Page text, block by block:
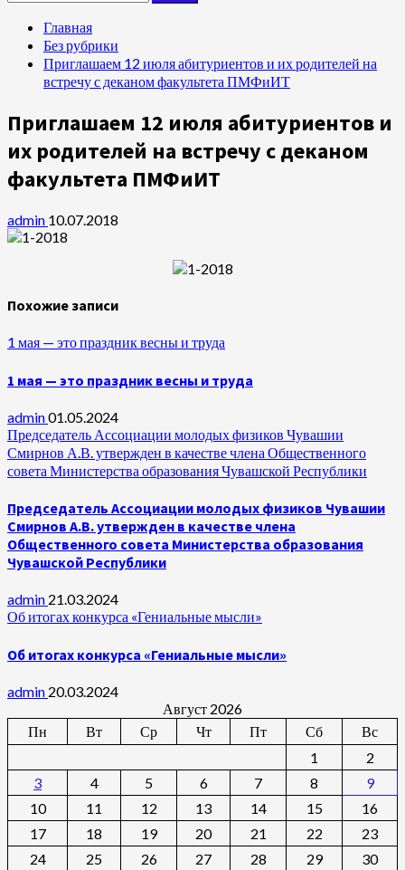
Главная
Без рубрики
Приглашаем 12 июля абитуриентов и их родителей на
встречу с деканом факультета ПМФиИТ
Приглашаем 12 июля абитуриентов и
их родителей на встречу с деканом
факультета ПМФиИТ
admin 10.07.2018
Похожие записи
1 мая — это праздник весны и труда
1 мая — это праздник весны и труда
admin01.05.2024
Председатель Ассоциации молодых физиков Чувашии
Смирнов А.В. утвержден в качестве члена Общественного
совета Министерства образования Чувашской Республики
Председатель Ассоциации молодых физиков Чувашии
Смирнов А.В. утвержден в качестве члена
Общественного совета Министерства образования
Чувашской Республики
admin 21.03.2024
Об итогах конкурса «Гениальные мысли»
Об итогах конкурса «Гениальные мысли»
admin 20.03.2024
Август 2026
Пн
Вт Ср Чт Пт Сб
Вс
1
2
3
4 5 6 7 8
9
10
11 12 13 14 15
16
17
18 19 20 21 22
23
24
25 26 27 28 29
30